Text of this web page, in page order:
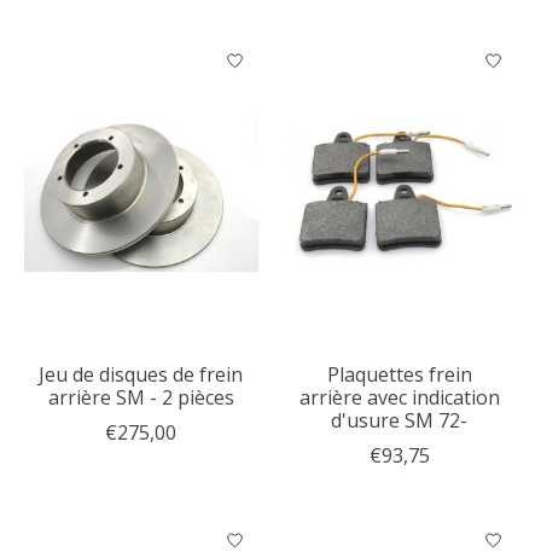
Jeu de disques de frein
arrière SM - 2 pièces
€275,00
Plaquettes frein
arrière avec indication
d'usure SM 72-
€93,75